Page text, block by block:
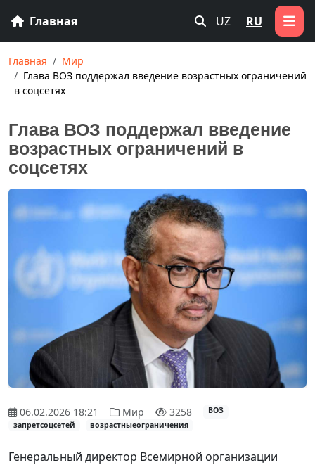
Главная UZ RU
Главная
Мир
Глава ВОЗ поддержал введение возрастных ограничений
в соцсетях
Глава ВОЗ поддержал введение
возрастных ограничений в
соцсетях
06.02.2026 18:21 Мир 3258
ВОЗ
запретсоцсетей
возрастныеограничения
Генеральный директор Всемирной организации